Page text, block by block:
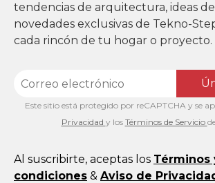
tendencias de arquitectura, ideas
novedades exclusivas de Tekno-
cada rincón de tu hogar o proyecto.
Este sitio está protegido por reCAPTCHA y se
Privacidad y los Términos de Servicio
Al suscribirte, aceptas los Términos
condiciones & Aviso de